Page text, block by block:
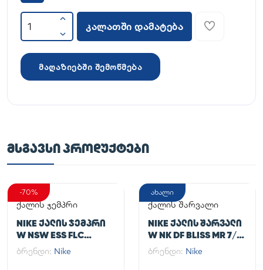
კალათში დამატება
მაღაზიებში შემოწმება
ᲛᲡᲒᲐᲕᲡᲘ ᲞᲠᲝᲓᲣᲥᲢᲔᲑᲘ
-70%
ქალის ჯემპრი
NIKE ᲥᲐᲚᲘᲡ ᲯᲔᲛᲞᲠᲘ
W NSW ESS FLC
HOODIE CLCTN RE
ბრენდი: Nike
ახალი
ქალის შარვალი
NIKE ᲥᲐᲚᲘᲡ ᲨᲐᲠᲕᲐᲚᲘ
W NK DF BLISS MR 7/8
JOGGER
ბრენდი: Nike